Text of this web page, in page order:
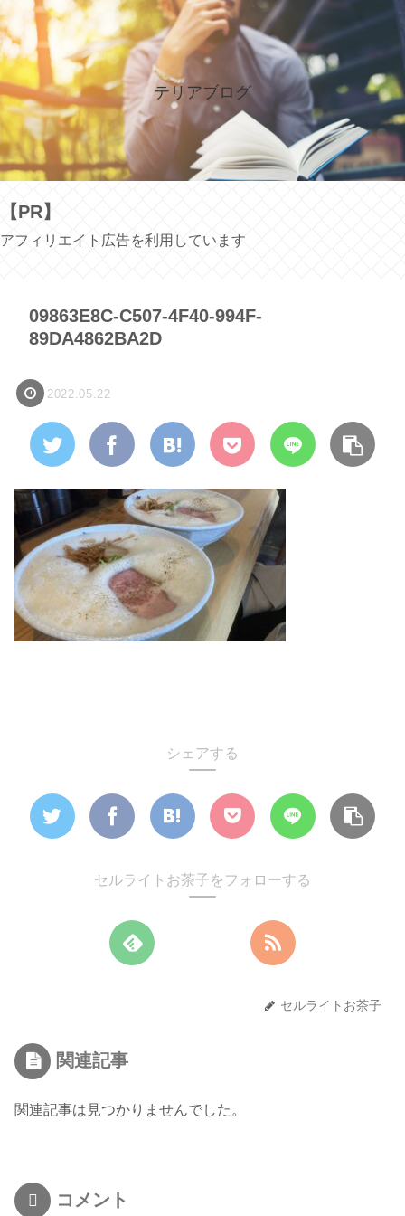
テリアブログ
【PR】
アフィリエイト広告を利用しています
09863E8C-C507-4F40-994F-
89DA4862BA2D
2022.05.22
シェアする
セルライトお茶子をフォローする
セルライトお茶子
関連記事
関連記事は見つかりませんでした。
コメント